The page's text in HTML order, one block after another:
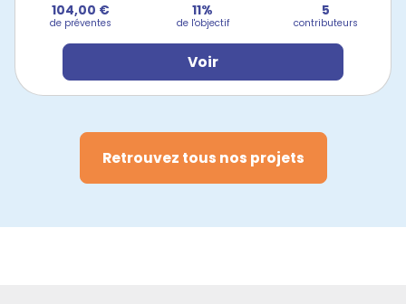
104,00 €
de préventes
11%
de l'objectif
5
contributeurs
Voir
Retrouvez tous nos projets